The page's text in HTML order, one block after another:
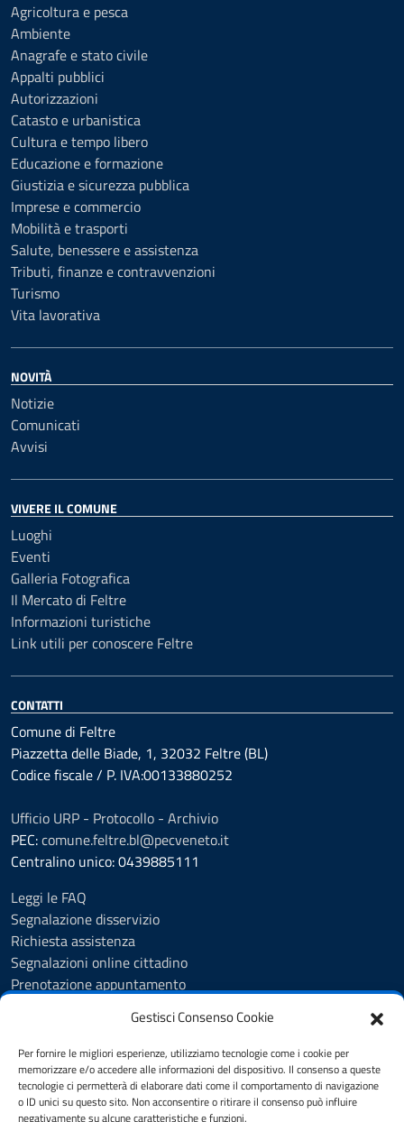
Gestisci Consenso Cookie
Per fornire le migliori esperienze, utilizziamo tecnologie come i cookie per
memorizzare e/o accedere alle informazioni del dispositivo. Il consenso a queste
tecnologie ci permetterà di elaborare dati come il comportamento di navigazione
o ID unici su questo sito. Non acconsentire o ritirare il consenso può influire
negativamente su alcune caratteristiche e funzioni.
Agricoltura e pesca
Ambiente
Anagrafe e stato civile
Appalti pubblici
Autorizzazioni
Catasto e urbanistica
Cultura e tempo libero
Educazione e formazione
Giustizia e sicurezza pubblica
Imprese e commercio
Mobilità e trasporti
Salute, benessere e assistenza
Tributi, finanze e contravvenzioni
Turismo
Vita lavorativa
NOVITÀ
Notizie
Comunicati
Avvisi
VIVERE IL COMUNE
Luoghi
Eventi
Galleria Fotografica
Il Mercato di Feltre
Informazioni turistiche
Link utili per conoscere Feltre
CONTATTI
Comune di Feltre
Piazzetta delle Biade, 1, 32032 Feltre (BL)
Codice fiscale / P. IVA:00133880252
Ufficio URP - Protocollo - Archivio
PEC:comune.feltre.bl@pecveneto.it
Centralino unico: 0439885111
Leggi le FAQ
Segnalazione disservizio
Richiesta assistenza
Segnalazioni online cittadino
Prenotazione appuntamento
Amministrazione trasparente
Informativa privacy
Cookie Policy (UE)
Dichiarazione di accessibilità